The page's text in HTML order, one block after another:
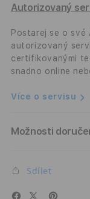
Pitaka
-
černý
Autorizovaný
Postarej se o své
autorizovaný
certifikovanými
snadno online
Více o servisu
Možnosti
Sdílet